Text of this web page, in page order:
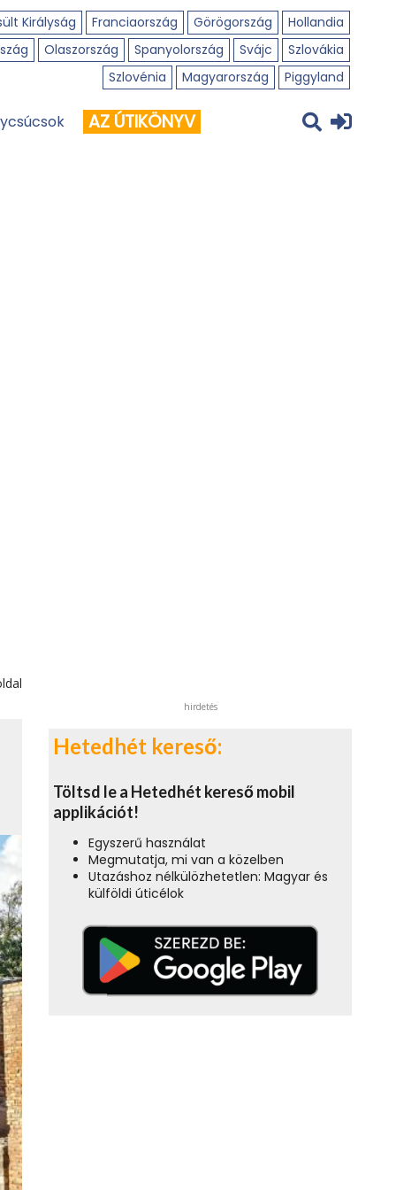
Királyság Franciaország Görögország
Hollandia
Olaszország Spanyolország Svájc
Szlovákia
Szlovénia
Magyarország Piggyland
AZ ÚTIKÖNYV
hirdetés
Hetedhét kereső:
Töltsd le a Hetedhét kereső mobil
applikációt!
Egyszerű használat
Megmutatja, mi van a közelben
Utazáshoz nélkülözhetetlen: Magyar és
külföldi úticélok